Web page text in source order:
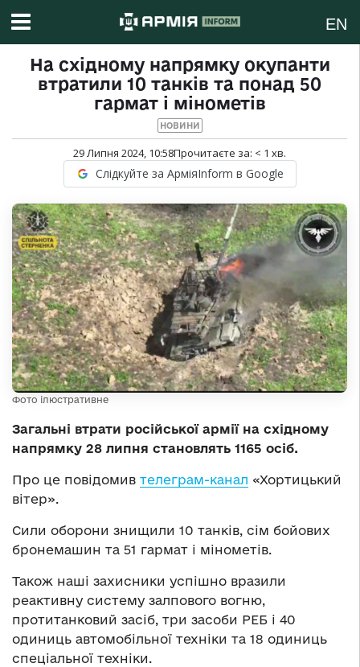
EN
На східному напрямку окупанти
втратили 10 танків та понад 50
гармат і мінометів
НОВИНИ
29 Липня 2024, 10:58Прочитаєте за: < 1 хв.
Слідкуйте за АрміяInform в Google
Фото ілюстративне
Загальні втрати російської армії на східному
напрямку 28 липня становлять 1165 осіб.
Про це повідомив телеграм-канал «Хортицький
вітер».
Сили оборони знищили 10 танків, сім бойових
бронемашин та 51 гармат і мінометів.
Також наші захисники успішно вразили
реактивну систему залпового вогню,
протитанковий засіб, три засоби РЕБ і 40
одиниць автомобільної техніки та 18 одиниць
спеціальної техніки.